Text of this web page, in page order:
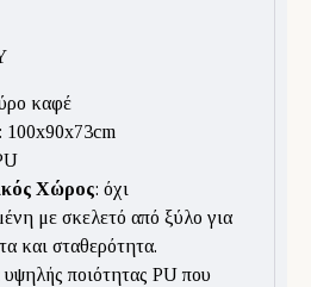
καφέ
: 100x90x73cm
Χώρος: όχι
με σκελετό από ξύλο για
και σταθερότητα.
ποιότητας PU που